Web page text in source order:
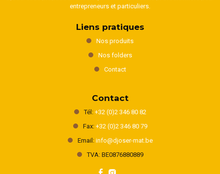
entrepreneurs et particuliers.
Liens pratiques
Nos produits
Nos folders
Contact
Contact
Tél: +32 (0)2 346 80 82
Fax: +32 (0)2 346 80 79
Email: info@djoser-mat.be
TVA: BE0876880889